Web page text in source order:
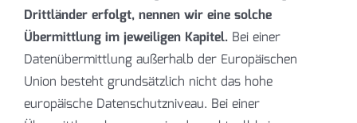
Drittländer erfolgt, nennen wir eine solche
Übermittlung im jeweiligen Kapitel. Bei einer
Datenübermittlung außerhalb der Europäischen
Union besteht grundsätzlich nicht das hohe
europäische Datenschutzniveau. Bei einer